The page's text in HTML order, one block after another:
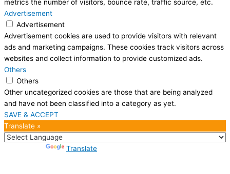
metrics the number of visitors, bounce rate, traffic source, etc.
Advertisement
Advertisement
Advertisement cookies are used to provide visitors with relevant
ads and marketing campaigns. These cookies track visitors across
websites and collect information to provide customized ads.
Others
Others
Other uncategorized cookies are those that are being analyzed
and have not been classified into a category as yet.
SAVE & ACCEPT
Translate »
Translate